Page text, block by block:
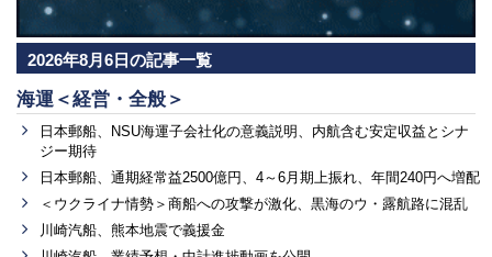
2026年8月6日の記事一覧
海運＜経営・全般＞
日本郵船、NSU海運子会社化の意義説明、内航含む安定収益とシナ
ジー期待
日本郵船、通期経常益2500億円、4～6月期上振れ、年間240円へ増配
＜ウクライナ情勢＞商船への攻撃が激化、黒海のウ・露航路に混乱
川崎汽船、熊本地震で義援金